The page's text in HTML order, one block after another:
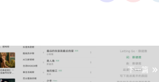
下一篇